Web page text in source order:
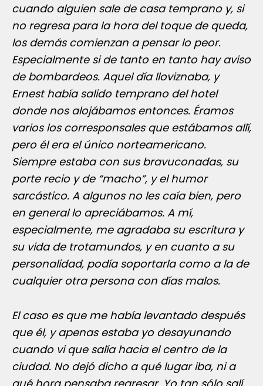
cuando alguien sale de casa temprano y, si
no regresa para la hora del toque de queda,
los demás comienzan a pensar lo peor.
Especialmente si de tanto en tanto hay aviso
de bombardeos. Aquel día lloviznaba, y
Ernest había salido temprano del hotel
donde nos alojábamos entonces. Éramos
varios los corresponsales que estábamos allí,
pero él era el único norteamericano.
Siempre estaba con sus bravuconadas, su
porte recio y de “macho”, y el humor
sarcástico. A algunos no les caía bien, pero
en general lo apreciábamos. A mí,
especialmente, me agradaba su escritura y
su vida de trotamundos, y en cuanto a su
personalidad, podía soportarla como a la de
cualquier otra persona con días malos.
El caso es que me había levantado después
que él, y apenas estaba yo desayunando
cuando vi que salía hacia el centro de la
ciudad. No dejó dicho a qué lugar iba, ni a